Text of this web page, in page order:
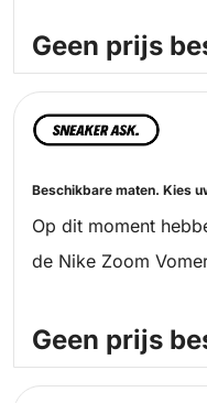
Geen prijs
Beschikbare maten. Kies
Op dit moment
de Nike Zoom
Geen prijs